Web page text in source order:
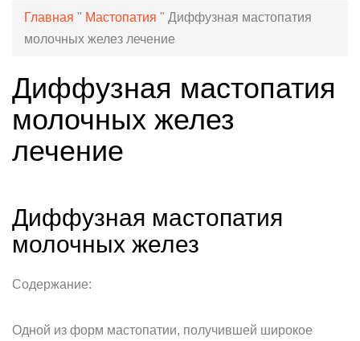
Главная " Мастопатия " Диффузная мастопатия
молочных желез лечение
Диффузная мастопатия
молочных желез
лечение
Диффузная мастопатия
молочных желез
Содержание:
Одной из форм мастопатии, получившей широкое